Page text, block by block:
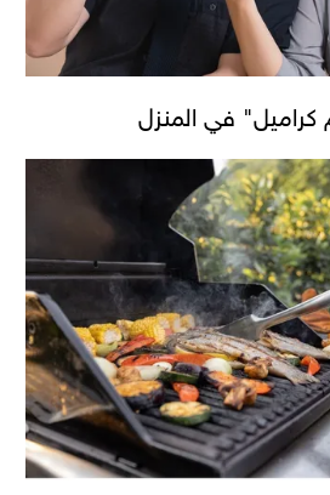
كراميل" في المنزل